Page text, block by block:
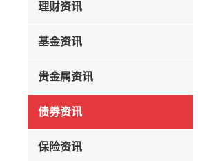
理财资讯
基金资讯
贵金属资讯
债券资讯
保险资讯